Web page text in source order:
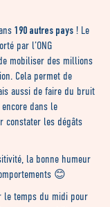
190 autres pays ! Le
par l’ONG
mobiliser des millions
Cela permet de
aussi de faire du bruit
dans le
constater les dégâts
la bonne humeur
😊
le temps du midi pour